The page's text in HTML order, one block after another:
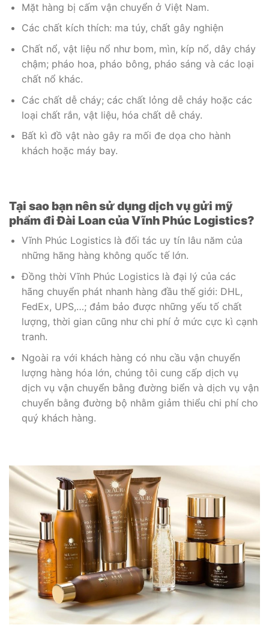
Mặt hàng bị cấm vận chuyển ở Việt Nam.
Các chất kích thích: ma túy, chất gây nghiện
Chất nổ, vật liệu nổ như bom, mìn, kíp nổ, dây cháy
chậm; pháo hoa, pháo bông, pháo sáng và các loại
chất nổ khác.
Các chất dễ cháy; các chất lỏng dễ cháy hoặc các
loại chất rắn, vật liệu, hóa chất dễ cháy.
Bất kì đồ vật nào gây ra mối đe dọa cho hành
khách hoặc máy bay.
Tại sao bạn nên sử dụngdịchvụ gửi mỹ
phẩm đi Đài Loan của Vĩnh Phúc Logistics?
Vĩnh Phúc Logistics là đối tác uy tín lâu năm của
những hãng hàng không quốc tế lớn.
Đồng thời Vĩnh Phúc Logistics là đại lý của các
hãng chuyển phát nhanh hàng đầu thế giới: DHL,
FedEx, UPS,…; đảm bảo được những yếu tố chất
lượng, thời gian cũng như chi phí ở mức cực kì cạnh
tranh.
Ngoài ra với khách hàng có nhu cầu vận chuyển
lượng hàng hóa lớn, chúng tôi cung cấp dịch vụ
dịch vụ vận chuyển bằng đường biển và dịch vụ vận
chuyển bằng đường bộ nhằm giảm thiểu chi phí cho
quý khách hàng.